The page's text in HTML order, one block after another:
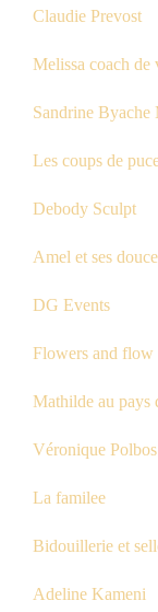
Claudie Prevost
Melissa coach de
Sandrine Byache
Les coups de
Debody Sculpt
Amel et ses
DG Events
Flowers and flow
Mathilde au pays
Véronique Polbos
La familee
Bidouillerie et
Adeline Kameni